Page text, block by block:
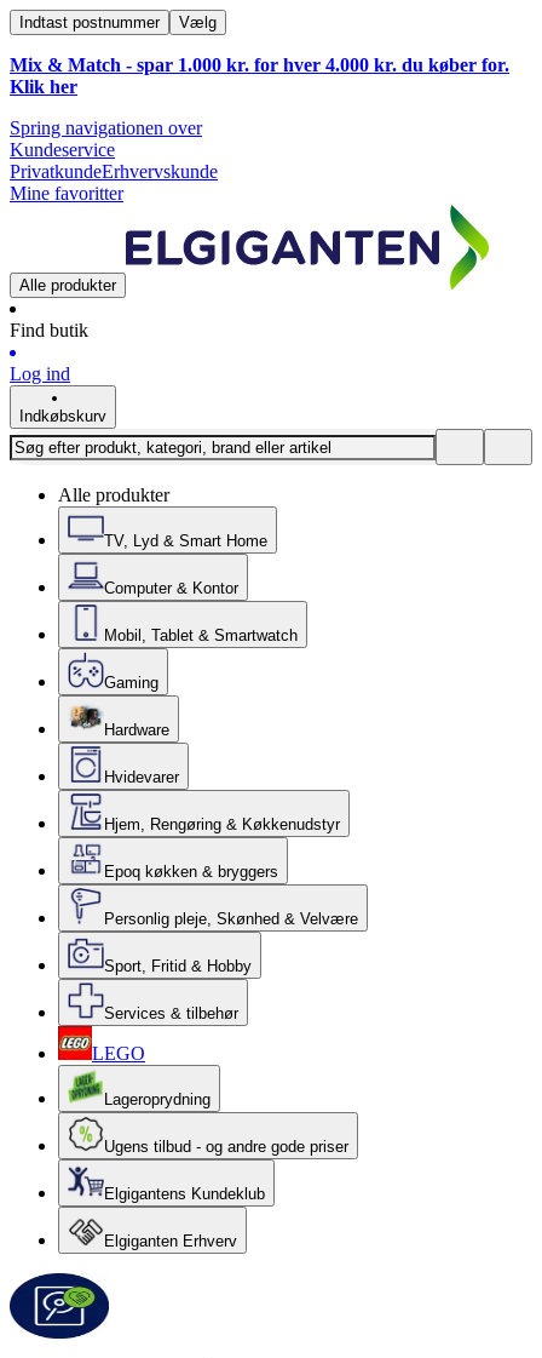
Indtast postnummer Vælg
Mix & Match - spar 1.000 kr. for hver 4.000 kr. du køber for.
Klik her
Spring navigationen over
Kundeservice
PrivatkundeErhvervskunde
Mine favoritter
Alle produkter
Find butik
Log ind
Indkøbskurv
Alle produkter
TV, Lyd & Smart Home
Computer & Kontor
Mobil, Tablet & Smartwatch
Gaming
Hardware
Hvidevarer
Hjem, Rengøring & Køkkenudstyr
Epoq køkken & bryggers
Personlig pleje, Skønhed & Velvære
Sport, Fritid & Hobby
Services & tilbehør
LEGO
Lageroprydning
Ugens tilbud - og andre gode priser
Elgigantens Kundeklub
Elgiganten Erhverv